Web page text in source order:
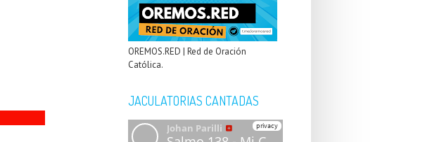
OREMOS.RED | Red de Oración
Católica.
JACULATORIAS CANTADAS